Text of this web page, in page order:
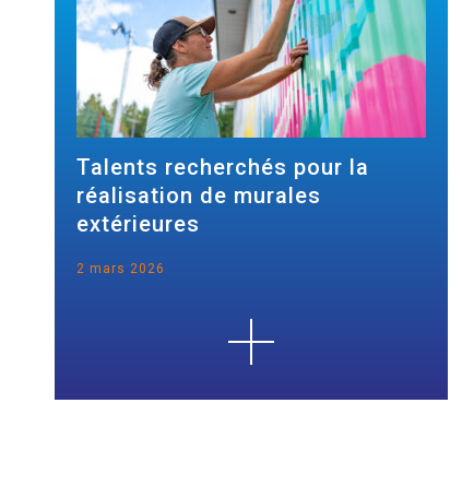
Talents recherchés pour la
réalisation de murales
extérieures
2 mars 2026